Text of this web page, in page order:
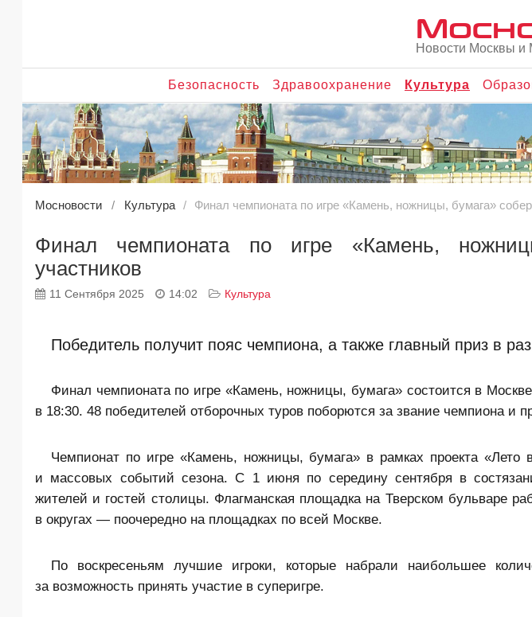
Новости Москвы и
Безопасность Здравоохранение Культура
Мосновости Культура Финал чемпионата по игре «Камень, ножницы, бумага»
Финал чемпионата по игре «Камень,
участников
11 Сентября 2025 14:02 Культура
Победитель получит пояс чемпиона, а также главный приз в
Финал чемпионата по игре «Камень, ножницы, бумага» состоится в
в 18:30. 48 победителей отборочных туров поборются за звание чемпиона и
Чемпионат по игре «Камень, ножницы, бумага» в рамках проекта
и массовых событий сезона. С 1 июня по середину сентября в
жителей и гостей столицы. Флагманская площадка на Тверском бульваре
в округах — поочередно на площадках по всей Москве.
По воскресеньям лучшие игроки, которые набрали наибольшее
за возможность принять участие в суперигре.